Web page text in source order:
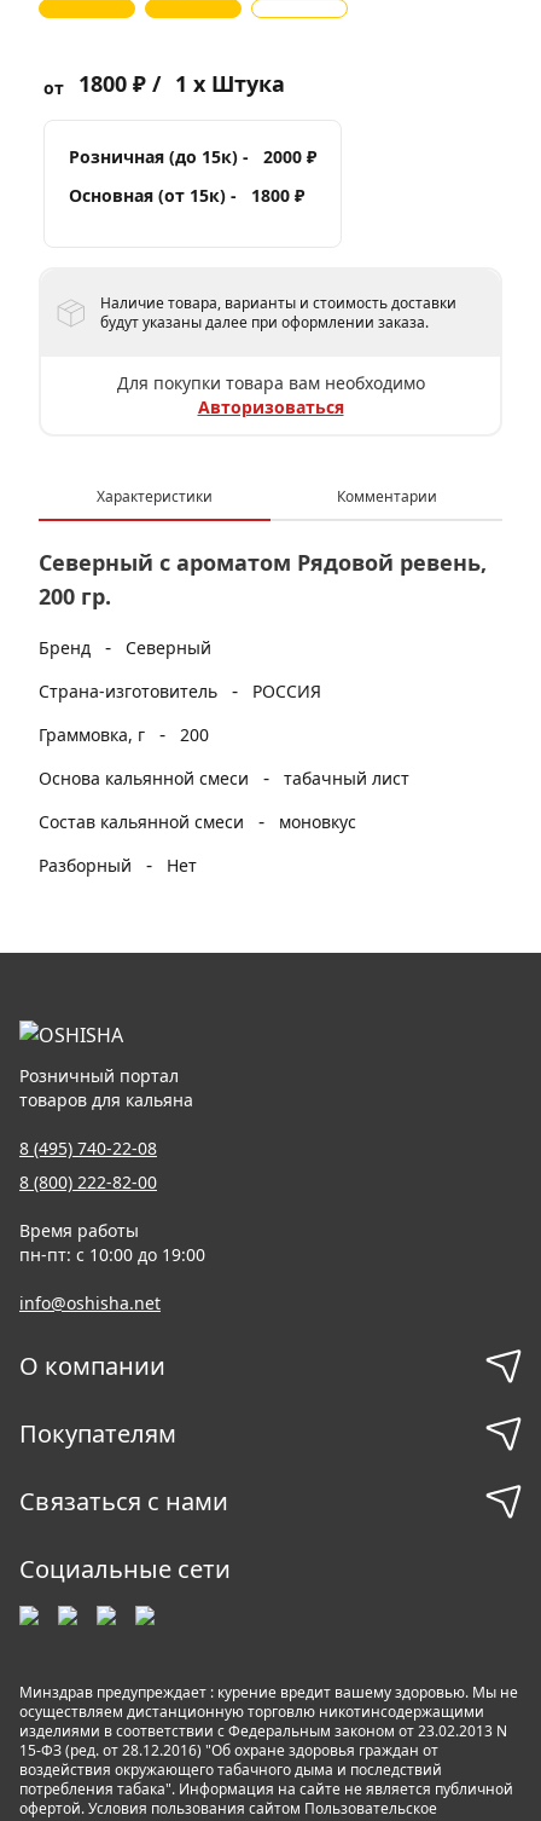
от 1800 ₽ / 1 x Штука
Розничная (до 15к) -
2000 ₽
Основная (от 15к) -
1800 ₽
Наличие товара, варианты и стоимость доставки
будут указаны далее при оформлении заказа.
Для покупки товара вам необходимо
Авторизоваться
Характеристики Комментарии
Северный с ароматом Рядовой ревень,
200 гр.
Бренд -
Северный
Страна-изготовитель
-
РОССИЯ
Граммовка, г
- 200
Основа кальянной смеси
- табачный лист
Состав кальянной смеси
-
моновкус
Разборный
- Нет
Розничный портал
товаров для кальяна
8 (495) 740-22-08
8 (800) 222-82-00
Время работы
пн-пт: с 10:00 до 19:00
info@oshisha.net
О компании
Покупателям
Связаться с нами
Социальные сети
Минздрав предупреждает : курение вредит вашему здоровью. Мы не
осуществляем дистанционную торговлю никотинсодержащими
изделиями в соответствии с Федеральным законом от 23.02.2013 N
15-ФЗ (ред. от 28.12.2016) "Об охране здоровья граждан от
воздействия окружающего табачного дыма и последствий
потребления табака". Информация на сайте не является публичной
офертой. Условия пользования сайтом Пользовательское